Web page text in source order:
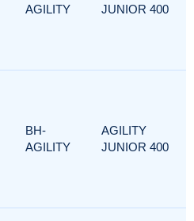
AGILITY
JUNIOR 400
BH-
AGILITY
AGILITY
JUNIOR 400